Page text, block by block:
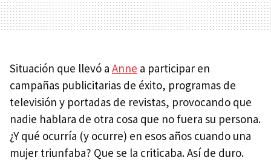
Situación que llevó a Anne a participar en
campañas publicitarias de éxito, programas de
televisión y portadas de revistas, provocando que
nadie hablara de otra cosa que no fuera su persona.
¿Y qué ocurría (y ocurre) en esos años cuando una
mujer triunfaba? Que se la criticaba. Así de duro.